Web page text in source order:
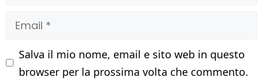
Email
Salva il mio nome, email e sito web in questo
browser per la prossima volta che commento.